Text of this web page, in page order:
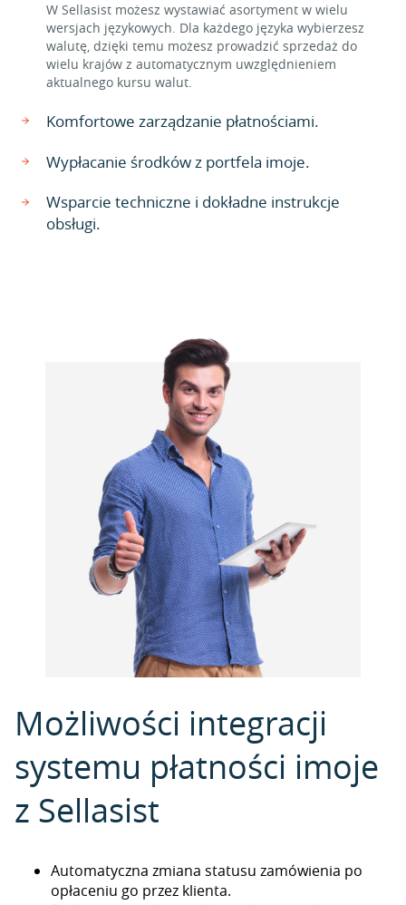
W Sellasist możesz wystawiać asortyment w wielu
wersjach językowych. Dla każdego języka wybierzesz
walutę, dzięki temu możesz prowadzić sprzedaż do
wielu krajów z automatycznym uwzględnieniem
aktualnego kursu walut.
Komfortowe zarządzanie płatnościami.
Wypłacanie środków z portfela imoje.
Wsparcie techniczne i dokładne instrukcje
obsługi.
Możliwości integracji
systemu płatności imoje
z Sellasist
Automatyczna zmiana statusu zamówienia po
opłaceniu go przez klienta.